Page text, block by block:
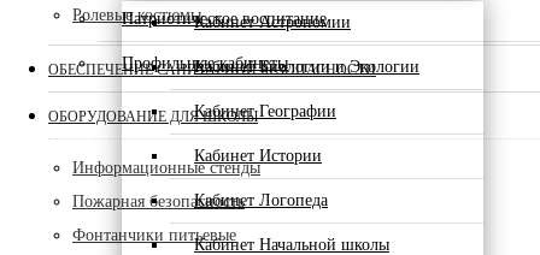
Патриотическое воспитание
Профильные кабинеты
Кабинет Астрономии
Кабинет Биологии и Экологии
Кабинет Географии
Кабинет Истории
Кабинет Логопеда
Кабинет Начальной школы
Ролевые костюмы
ОБЕСПЕЧЕНИЕ САНИТАРНОЙ БЕЗОПАСНОСТИ
ОБОРУДОВАНИЕ ДЛЯ ШКОЛЫ
Информационные стенды
Пожарная безопасность
Фонтанчики питьевые